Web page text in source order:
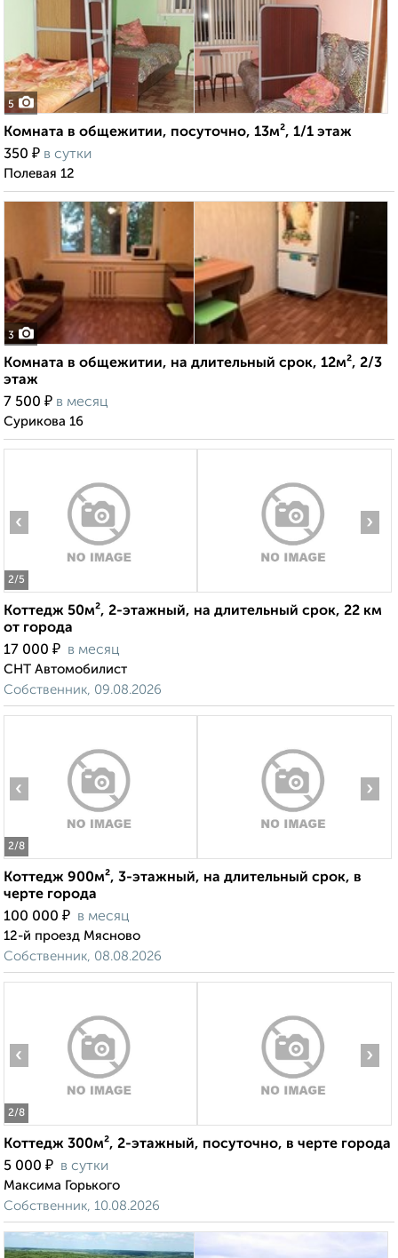
5
Комната в общежитии, посуточно, 13м², 1/1 этаж
350 ₽ в сутки
Полевая 12
3
Комната в общежитии, на длительный срок, 12м², 2/3
этаж
7 500 ₽ в месяц
Сурикова 16
2/5
‹ ›
Коттедж 50м², 2-этажный, на длительный срок, 22 км
от города
17 000 ₽ в месяц
СНТ Автомобилист
Собственник, 09.08.2026
2/8
‹ ›
Коттедж 900м², 3-этажный, на длительный срок, в
черте города
100 000 ₽ в месяц
12-й проезд Мясново
Собственник, 08.08.2026
2/8
‹ ›
Коттедж 300м², 2-этажный, посуточно, в черте города
5 000 ₽ в сутки
Максима Горького
Собственник, 10.08.2026